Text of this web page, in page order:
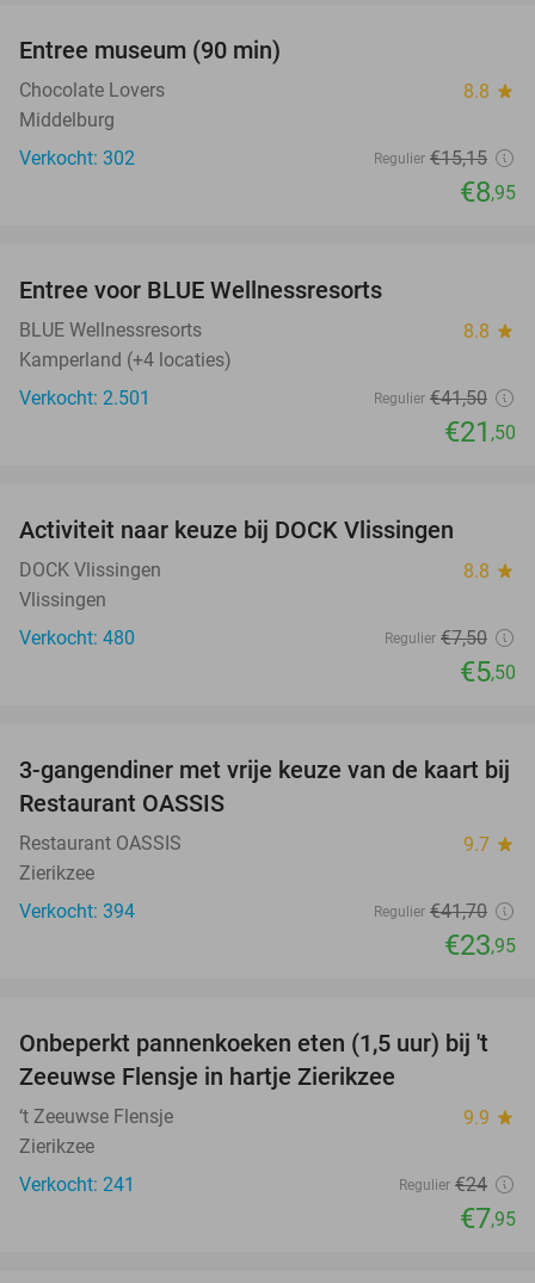
Entree museum (90 min)
Chocolate Lovers 8.8 star
Middelburg
Verkocht: 302
Regulier €15,15
€8,95
Entree voor BLUE Wellnessresorts
BLUE Wellnessresorts 8.8 star
Kamperland (+4 locaties)
Verkocht: 2.501
Regulier €41,50
€21 ,50
Activiteit naar keuze bij DOCK Vlissingen
DOCK Vlissingen 8.8 star
Vlissingen
Verkocht: 480
Regulier €7,50
€5,50
43%
3-gangendiner met vrije keuze van de kaart bij
Restaurant OASSIS
Restaurant OASSIS 9.7 star
Zierikzee
Verkocht: 394
Regulier €41,70
€23,95
67%
Onbeperkt pannenkoeken eten (1,5 uur) bij 't
Zeeuwse Flensje in hartje Zierikzee
‘t Zeeuwse Flensje 9.9 star
Zierikzee
Verkocht: 241
Regulier €24
€7,95